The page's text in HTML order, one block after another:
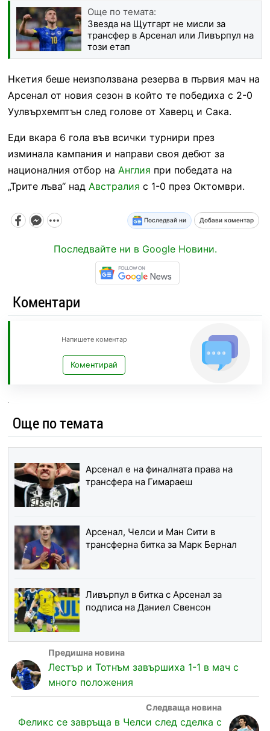
Още по темата:
Звезда на Щутгарт не мисли за
трансфер в Арсенал или Ливърпул на
този етап
Нкетия беше неизползвана резерва в първия мач на
Арсенал от новия сезон в който те победиха с 2-0
Уулвърхемптън след голове от Хаверц и Сака.
Еди вкара 6 гола във всички турнири през
изминала кампания и направи своя дебют за
националния отбор на Англия при победата на
„Трите лъва“ над Австралия с 1-0 през Октомври.
Последвай ни Добави коментар
Последвайте ни в Google Новини.
Коментари
Напишете коментар
Коментирай
Още по темата
Арсенал е на финалната права на
трансфера на Гимараеш
Арсенал, Челси и Ман Сити в
трансферна битка за Марк Бернал
Ливърпул в битка с Арсенал за
подписа на Даниел Свенсон
Лестър и Тотнъм завършиха 1-1 в мач с
много положения
Феликс се завръща в Челси след сделка с